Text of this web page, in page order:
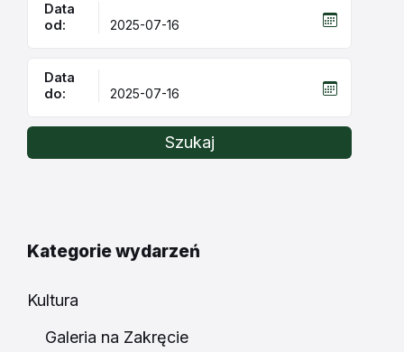
Data
od:
Data
do:
Szukaj
Kategorie wydarzeń
Kultura
Galeria na Zakręcie